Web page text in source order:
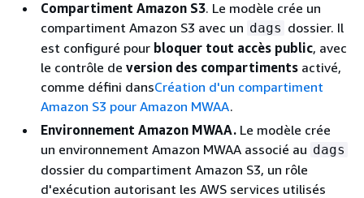
Compartiment Amazon S3. Le modèle crée un
compartiment Amazon S3 avec un dags dossier. Il
est configuré pour bloquer tout accès public, avec
le contrôle de version des compartiments activé,
comme défini dansCréation d'un compartiment
Amazon S3 pour Amazon MWAA.
Environnement Amazon MWAA. Le modèle crée
un environnement Amazon MWAA associé au dags
dossier du compartiment Amazon S3, un rôle
d'exécution autorisant les AWS services utilisés